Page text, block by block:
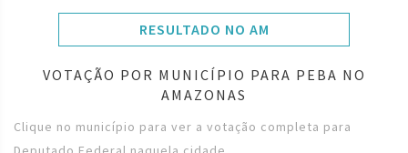
RESULTADO NO AM
VOTAÇÃO POR MUNICÍPIO PARA PEBA NO
AMAZONAS
Clique no município para ver a votação completa para